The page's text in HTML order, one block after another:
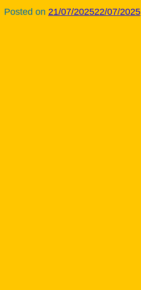
Posted on 21/07/202522/07/2025